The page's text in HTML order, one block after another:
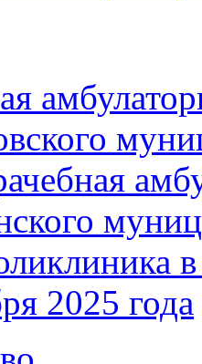
2025 года